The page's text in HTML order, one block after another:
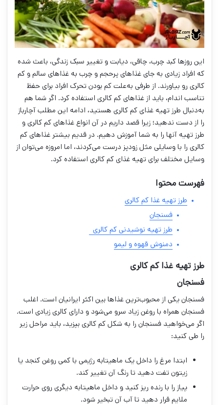
این روزها کبد چرب، چاقی، دیابت و تغییر سبک زندگی، باعث شده
که افراد زیادی به جای غذاهای پرحجم و چرب به غذاهای سالم و کم
کالری رو بیاورند. از طرفی به‌علت کم بودن تحرک افراد برای حفظ
تناسب اندام، باید از غذاهای کم کالری استفاده کرد. اگر شما هم
به‌دنبال طرز تهیه غذای کم کالری هستید، ادامه این مطلب آچارباز
را از دست ندهید؛ زیرا قصد داریم در آن انواع غذاهای کم کالری و
طرز تهیه آنها را به شما آموزش دهیم. در قدیم بیشتر غذاهای کم
کالری را با وسایلی مثل زودپز درست می‌کردند، اما امروزه می‌توان از
وسایل مختلف برای تهیه غذای کم کالری استفاده کرد.
فهرست محتوا
طرز تهیه غذا کم کالری
فسنجان
طرز تهیه نوشیدنی کم کالری
دمنوش قهوه و لیمو
طرز تهیه غذا کم کالری
فسنجان
فسنجان یکی از محبوب‌ترین غذاها بین اکثر ایرانیان است. اغلب
فسنجان همراه با روغن زیاد سرو می‌شود و دارای کالری زیادی است.
اگر می‌خواهید فسنجان را به شکل کم کالری بپزید، باید مراحل زیر
را طی کنید:
ابتدا مرغ را داخل یک ماهیتابه رژیمی با کمی روغن کنجد یا
زیتون تفت دهید تا رنگ آن تغییر کند.
پیاز را با رنده ریز کنید و داخل ماهیتابه دیگری روی حرارت
ملایم قرار دهید تا آب آن تبخیر شود.